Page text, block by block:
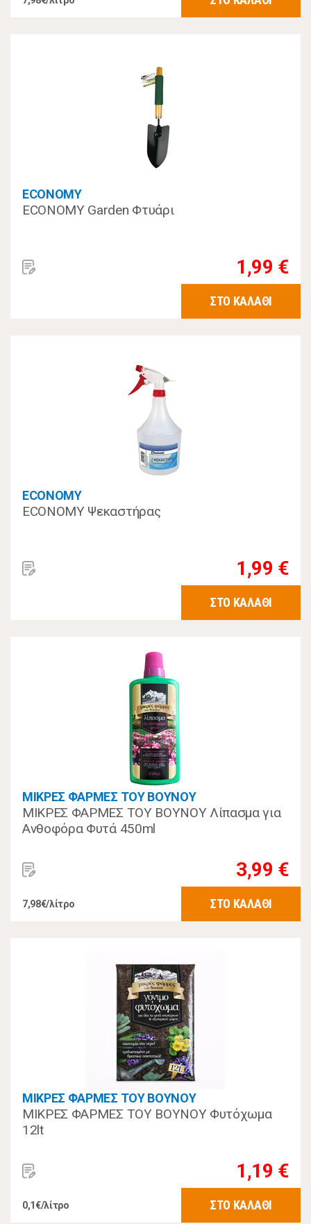
ECONOMY
ECONOMY Garden Φτυάρι
1,99 €
ΣΤΟ ΚΑΛΑΘΙ
ECONOMY
ECONOMY Ψεκαστήρας
1,99 €
ΣΤΟ ΚΑΛΑΘΙ
ΜΙΚΡΕΣ ΦΑΡΜΕΣ ΤΟΥ ΒΟΥΝΟΥ
ΜΙΚΡΕΣ ΦΑΡΜΕΣ ΤΟΥ ΒΟΥΝΟΥ Λίπασμα για
Ανθοφόρα Φυτά 450ml
3,99 €
7,98€/λίτρο ΣΤΟ ΚΑΛΑΘΙ
ΜΙΚΡΕΣ ΦΑΡΜΕΣ ΤΟΥ ΒΟΥΝΟΥ
ΜΙΚΡΕΣ ΦΑΡΜΕΣ ΤΟΥ ΒΟΥΝΟΥ Φυτόχωμα
12lt
1,19 €
0,1€/λίτρο ΣΤΟ ΚΑΛΑΘΙ